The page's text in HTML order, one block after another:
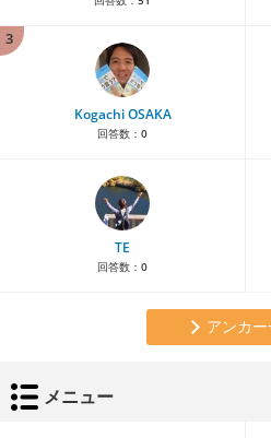
3
Kogachi OSAKA
回答数： 0
TE
回答数： 0
アンカ
メニュー